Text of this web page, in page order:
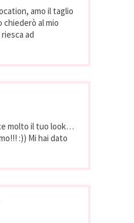
amo il taglio
chiederò al mio
ad
molto il tuo look…
:)) Mi hai dato